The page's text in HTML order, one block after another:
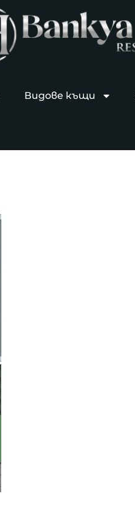
Видове къщи